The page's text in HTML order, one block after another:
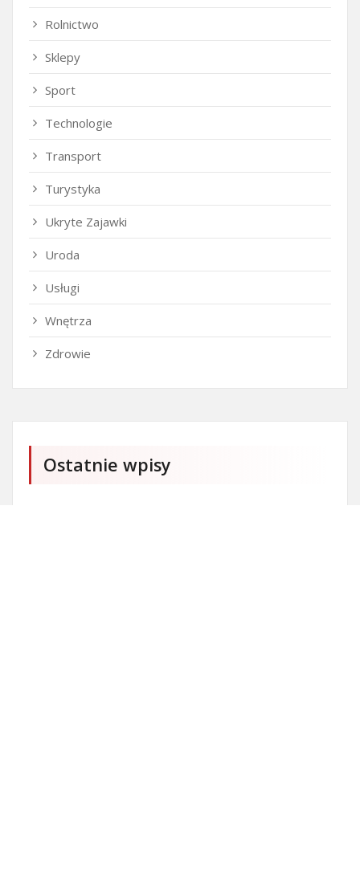
Rolnictwo
Sklepy
Sport
Technologie
Transport
Turystyka
Ukryte Zajawki
Uroda
Usługi
Wnętrza
Zdrowie
Ostatnie wpisy